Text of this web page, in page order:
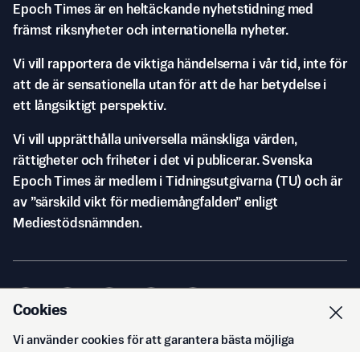
Epoch Times är en heltäckande nyhetstidning med
främst riksnyheter och internationella nyheter.
Vi vill rapportera de viktiga händelserna i vår tid, inte för
att de är sensationella utan för att de har betydelse i
ett långsiktigt perspektiv.
Vi vill upprätthålla universella mänskliga värden,
rättigheter och friheter i det vi publicerar. Svenska
Epoch Times är medlem i Tidningsutgivarna (TU) och är
av ”särskild vikt för mediemångfalden” enligt
Mediestödsnämnden.
© Svenska Epoch Times AB2026
Cookies
Vi använder cookies för att garantera bästa möjliga